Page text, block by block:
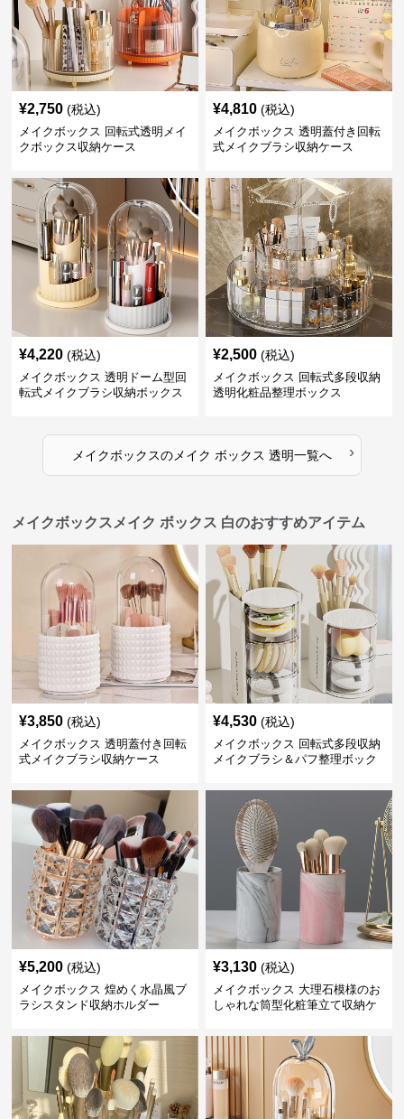
¥2,750 (税込)
メイクボックス 回転式透明メイ
クボックス収納ケース
¥4,810 (税込)
メイクボックス 透明蓋付き回転
式メイクブラシ収納ケース
¥4,220 (税込)
メイクボックス 透明ドーム型回
転式メイクブラシ収納ボックス
¥2,500 (税込)
メイクボックス 回転式多段収納
透明化粧品整理ボックス
メイクボックスのメイク ボックス 透明一覧へ ›
メイクボックスメイク ボックス 白のおすすめアイテム
¥3,850 (税込)
メイクボックス 透明蓋付き回転
式メイクブラシ収納ケース
¥4,530 (税込)
メイクボックス 回転式多段収納
メイクブラシ＆パフ整理ボック
¥5,200 (税込)
メイクボックス 煌めく水晶風ブ
ラシスタンド収納ホルダー
¥3,130 (税込)
メイクボックス 大理石模様のお
しゃれな筒型化粧筆立て収納ケ